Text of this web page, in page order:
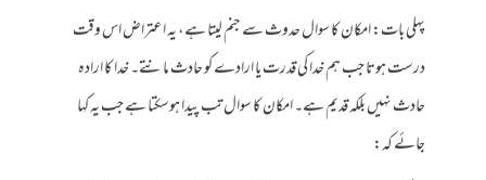
پہلی بات: امکان کا سوال حدوث سے جنم لیتا ہے، یہ اعتراض اس وقت
درست ہوتا جب ہم خدا کی قدرت یا ارادے کو حادث مانتے۔ خدا کا ارادہ
حادث نہیں بلکہ قدیم ہے۔ امکان کا سوال تب پیدا ہوسکتا ہے جب یہ کہا
جائے کہ: